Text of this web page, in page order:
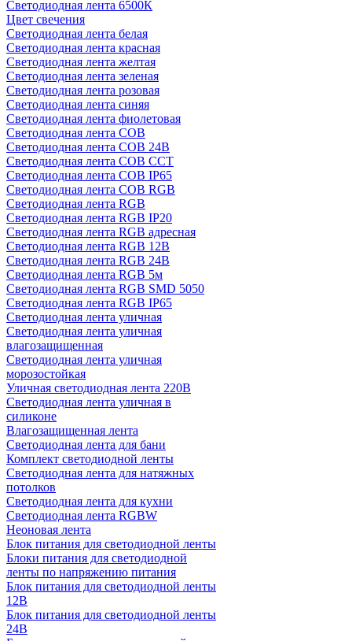
Светодиодная лента 6500К
Цвет свечения
Светодиодная лента белая
Светодиодная лента красная
Светодиодная лента желтая
Светодиодная лента зеленая
Светодиодная лента розовая
Светодиодная лента синяя
Светодиодная лента фиолетовая
Светодиодная лента COB
Светодиодная лента COB 24В
Светодиодная лента COB CCT
Светодиодная лента COB IP65
Светодиодная лента COB RGB
Светодиодная лента RGB
Светодиодная лента RGB IP20
Светодиодная лента RGB адресная
Светодиодная лента RGB 12В
Светодиодная лента RGB 24В
Светодиодная лента RGB 5м
Светодиодная лента RGB SMD 5050
Светодиодная лента RGB IP65
Светодиодная лента уличная
Светодиодная лента уличная
влагозащищенная
Светодиодная лента уличная
морозостойкая
Уличная светодиодная лента 220В
Светодиодная лента уличная в
силиконе
Влагозащищенная лента
Светодиодная лента для бани
Комплект светодиодной ленты
Светодиодная лента для натяжных
потолков
Светодиодная лента для кухни
Светодиодная лента RGBW
Неоновая лента
Блок питания для светодиодной ленты
Блоки питания для светодиодной
ленты по напряжению питания
Блок питания для светодиодной ленты
12В
Блок питания для светодиодной ленты
24В